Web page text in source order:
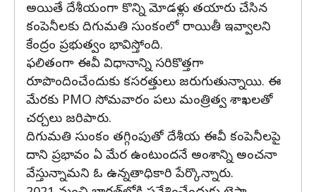
అయితే దేశీయంగా కొన్ని మోడళ్లు తయారు చేసిన
కంపెనీలకు దిగుమతి సుంకంలో రాయితీ ఇవ్వాలని
కేంద్రం ప్రభుత్వం భావిస్తోంది.
ఫలితంగా ఈవీ విధానాన్ని సరికొత్తగా
రూపొందించేందుకు కసరత్తులు జరుగుతున్నాయి. ఈ
మేరకు PMO సోమవారం పలు మంత్రిత్వ శాఖలతో
చర్చలు జరిపారు.
దిగుమతి సుంకం తగ్గింపుతో దేశీయ ఈవీ కంపెనీలపై
దాని ప్రభావం ఏ మేర ఉంటుందనే అంశాన్ని అంచనా
వేస్తున్నామని ఓ ఉన్నతాధికారి పేర్కొన్నారు.